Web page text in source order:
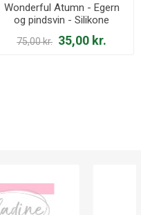
Wonderful Atumn - Egern
og pindsvin - Silikone
stempel - STAMPWA479
75,00 kr. 35,00 kr.